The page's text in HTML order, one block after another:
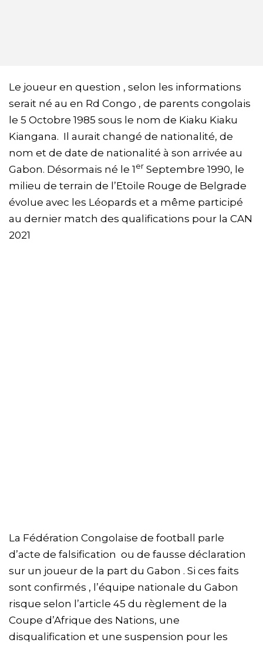
Le joueur en question , selon les informations
serait né au en Rd Congo , de parents congolais
le 5 Octobre 1985 sous le nom de Kiaku Kiaku
Kiangana. Il aurait changé de nationalité, de
nom et de date de nationalité à son arrivée au
Gabon. Désormais né le 1 er Septembre 1990, le
milieu de terrain de l’Etoile Rouge de Belgrade
évolue avec les Léopards et a même participé
au dernier match des qualifications pour la CAN
2021
La Fédération Congolaise de football parle
d’acte de falsification ou de fausse déclaration
sur un joueur de la part du Gabon . Si ces faits
sont confirmés , l’équipe nationale du Gabon
risque selon l’article 45 du règlement de la
Coupe d’Afrique des Nations, une
disqualification et une suspension pour les